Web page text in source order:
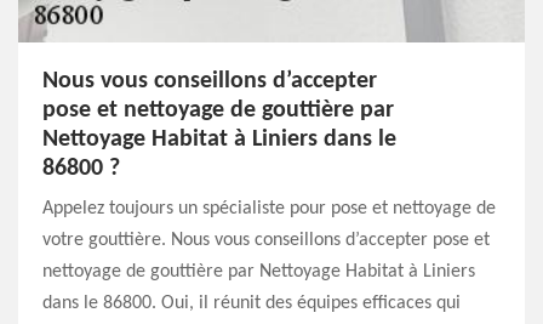
Nous vous conseillons d’accepter
pose et nettoyage de gouttière par
Nettoyage Habitat à Liniers dans le
86800 ?
Appelez toujours un spécialiste pour pose et nettoyage de
votre gouttière. Nous vous conseillons d’accepter pose et
nettoyage de gouttière par Nettoyage Habitat à Liniers
dans le 86800. Oui, il réunit des équipes efficaces qui